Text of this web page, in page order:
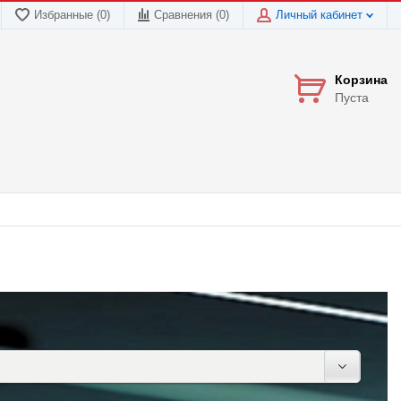
Избранные (0) Сравнения (0) Личный кабинет
Корзина
Пуста